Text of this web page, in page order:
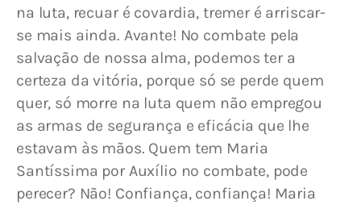
na luta, recuar é covardia, tremer é arriscar-
se mais ainda. Avante! No combate pela
salvação de nossa alma, podemos ter a
certeza da vitória, porque só se perde quem
quer, só morre na luta quem não empregou
as armas de segurança e eficácia que lhe
estavam às mãos. Quem tem Maria
Santíssima por Auxílio no combate, pode
perecer? Não! Confiança, confiança! Maria